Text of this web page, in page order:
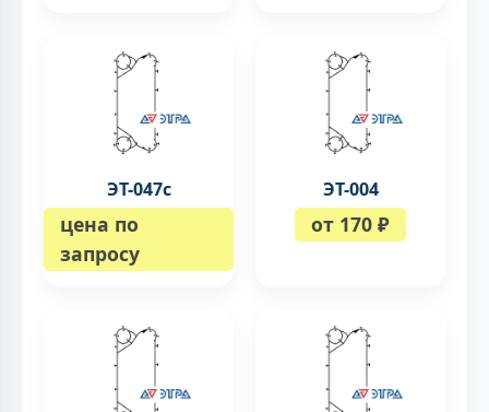
ЭТ-047с
цена по
запросу
ЭТ-004
от 170 ₽